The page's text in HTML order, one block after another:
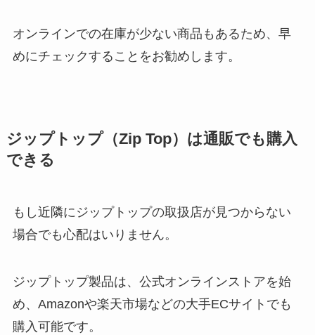
オンラインでの在庫が少ない商品もあるため、早
めにチェックすることをお勧めします。
ジップトップ（Zip Top）は通販でも購入
できる
もし近隣にジップトップの取扱店が見つからない
場合でも心配はいりません。
ジップトップ製品は、公式オンラインストアを始
め、Amazonや楽天市場などの大手ECサイトでも
購入可能です。